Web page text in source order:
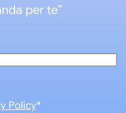
per te”
Policy*